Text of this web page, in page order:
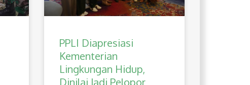
PPLI Diapresiasi
Kementerian
Lingkungan Hidup,
Dinilai Jadi Pelopor